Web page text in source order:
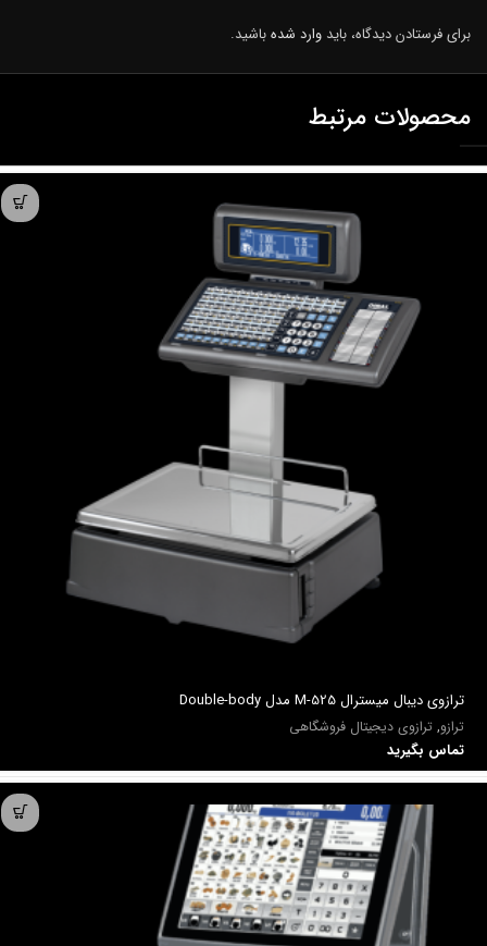
برای فرستادن دیدگاه، باید وارد شدهباشید.
محصولات مرتبط
ترازوي ديبال میسترال M-525 مدل Double-body
ترازو, ترازوی دیجیتال فروشگاهی
تماس بگیرید